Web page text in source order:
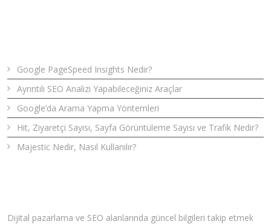
Google PageSpeed Insights Nedir?
Ayrıntılı SEO Analizi Yapabileceğiniz Araçlar
Google’da Arama Yapma Yöntemleri
Hit, Ziyaretçi Sayısı, Sayfa Görüntüleme Sayısı ve Trafik Nedir?
Majestic Nedir, Nasıl Kullanılır?
Dijital pazarlama ve SEO alanlarında güncel bilgileri takip etmek